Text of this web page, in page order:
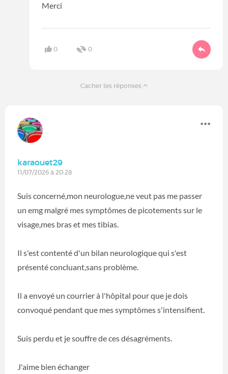
Merci
0 0
Cacher les réponses
karaouet29
11/07/2026 à 20:28
Suis concerné,mon neurologue,ne veut pas me passer
un emg malgré mes symptômes de picotements sur le
visage,mes bras et mes tibias.
Il s'est contenté d'un bilan neurologique qui s'est
présenté concluant,sans problème.
Il a envoyé un courrier à l'hôpital pour que je dois
convoqué pendant que mes symptômes s'intensifient.
Suis perdu et je souffre de ces désagréments.
J'aime bien échanger